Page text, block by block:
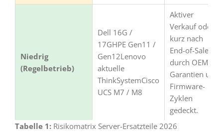
Niedrig
(Regelbetrieb)
Dell 16G /
17GHPE Gen11 /
Gen12Lenovo
aktuelle
ThinkSystemCisco
UCS M7 / M8
Aktiver
Verkauf oder
kurz nach
End-of-Sale,
durch OEM-
Garantien und
Firmware-
Zyklen
gedeckt.
Tabelle 1:Risikomatrix Server-Ersatzteile 2026